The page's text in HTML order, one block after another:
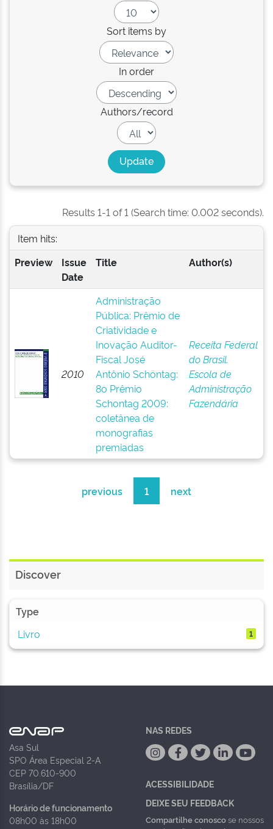
Sort items by
In order
Authors/record
Results 1-1 of 1 (Search time: 0.002 seconds).
Item hits:
Preview
Issue
Date
Title Author(s)
2010
Administração
Pública: Prêmio de
Criatividade e
Inovação Auditor-
Fiscal José
Antônio Schöntag:
8o Prêmio
Schontag 2009:
coletânea de
monografias
premiadas
Receita Federal
do Brasil.
Escola de
Administração
Fazendária
previous 1 next
Discover
Type
Livro
1
Asa Sul
SPO Área Especial 2-A
CEP 70.610-900
Brasília/DF
Horário de funcionamento
08h00 às 18h00
NAS REDES
ACESSIBILIDADE
DEIXE SEU FEEDBACK
Compartilhe conoscose nossos